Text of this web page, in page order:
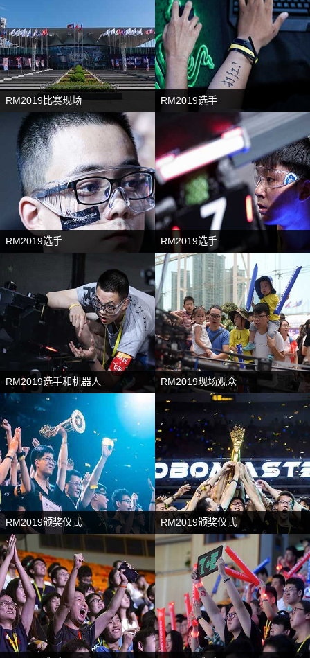
RM2019比赛现场 RM2019选手
RM2019选手 RM2019选手
RM2019选手和机器人 RM2019现场观众
RM2019颁奖仪式 RM2019颁奖仪式